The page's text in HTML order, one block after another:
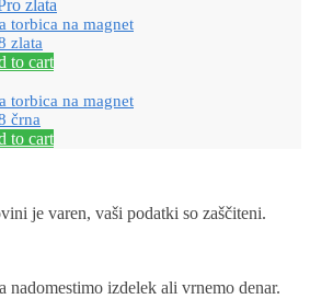
torbica na magnet
zlata
to cart
torbica na magnet
črna
to cart
je varen, vaši podatki so zaščiteni.
nadomestimo izdelek ali vrnemo denar.